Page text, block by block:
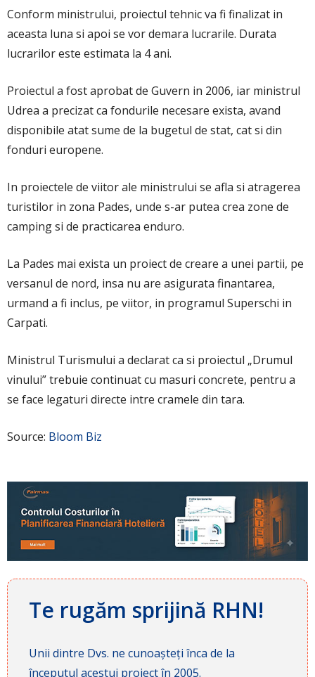
Conform ministrului, proiectul tehnic va fi finalizat in
aceasta luna si apoi se vor demara lucrarile. Durata
lucrarilor este estimata la 4 ani.
Proiectul a fost aprobat de Guvern in 2006, iar ministrul
Udrea a precizat ca fondurile necesare exista, avand
disponibile atat sume de la bugetul de stat, cat si din
fonduri europene.
In proiectele de viitor ale ministrului se afla si atragerea
turistilor in zona Pades, unde s-ar putea crea zone de
camping si de practicarea enduro.
La Pades mai exista un proiect de creare a unei partii, pe
versanul de nord, insa nu are asigurata finantarea,
urmand a fi inclus, pe viitor, in programul Superschi in
Carpati.
Ministrul Turismului a declarat ca si proiectul „Drumul
vinului” trebuie continuat cu masuri concrete, pentru a
se face legaturi directe intre cramele din tara.
Source: Bloom Biz
Te rugăm sprijină RHN!
Unii dintre Dvs. ne cunoașteți înca de la
începutul acestui proiect în 2005.